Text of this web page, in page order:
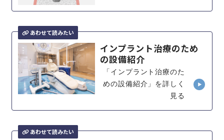
インプラント治療のため
の設備紹介
「インプラント治療のた
めの設備紹介」を詳しく
見る